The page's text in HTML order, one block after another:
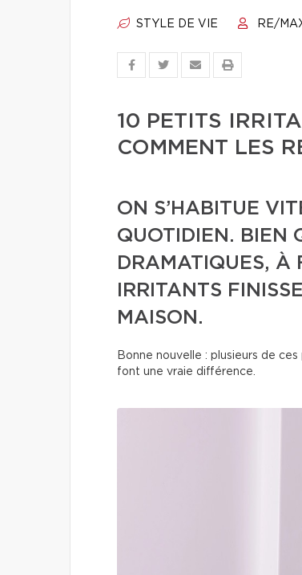
STYLE DE VIE RE/
10 PETITS
COMMENT LES
ON S’HABITUE
QUOTIDIEN. BIEN
DRAMATIQUES, À
IRRITANTS
MAISON.
Bonne nouvelle : plusieurs de
font une vraie différence.